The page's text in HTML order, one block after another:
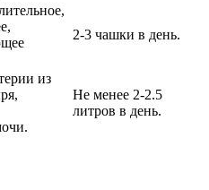
2-3 чашки в день.
из
Не менее 2-2.5
литров в день.